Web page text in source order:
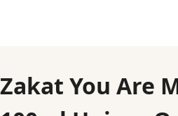
Zakat You Are